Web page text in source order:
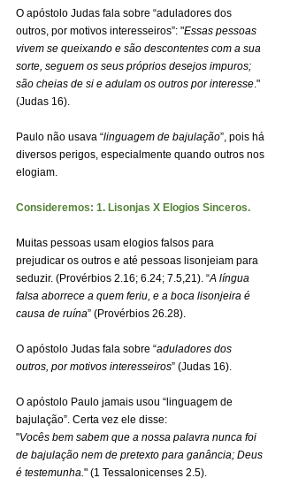
O apóstolo Judas fala sobre “aduladores dos
outros, por motivos interesseiros”: "Essas pessoas
vivem se queixando e são descontentes com a sua
sorte, seguem os seus próprios desejos impuros;
são cheias de si e adulam os outros por interesse."
(Judas 16).
Paulo não usava “linguagem de bajulação”, pois há
diversos perigos, especialmente quando outros nos
elogiam.
Consideremos: 1. Lisonjas X Elogios Sinceros.
Muitas pessoas usam elogios falsos para
prejudicar os outros e até pessoas lisonjeiam para
seduzir. (Provérbios 2.16; 6.24; 7.5,21). “A língua
falsa aborrece a quem feriu, e a boca lisonjeira é
causa de ruína” (Provérbios 26.28).
O apóstolo Judas fala sobre “aduladores dos
outros, por motivos interesseiros” (Judas 16).
O apóstolo Paulo jamais usou “linguagem de
bajulação”. Certa vez ele disse:
"Vocês bem sabem que a nossa palavra nunca foi
de bajulação nem de pretexto para ganância; Deus
é testemunha." (1 Tessalonicenses 2.5).